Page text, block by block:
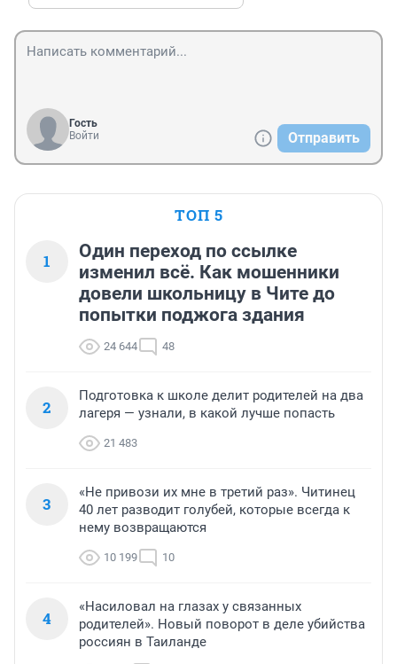
Гость
Войти
Отправить
ТОП 5
1
Один переход по ссылке
изменил всё. Как мошенники
довели школьницу в Чите до
попытки поджога здания
24 644 48
2
Подготовка к школе делит родителей на два
лагеря — узнали, в какой лучше попасть
21 483
3
«Не привози их мне в третий раз». Читинец
40 лет разводит голубей, которые всегда к
нему возвращаются
10 199 10
4
«Насиловал на глазах у связанных
родителей». Новый поворот в деле убийства
россиян в Таиланде